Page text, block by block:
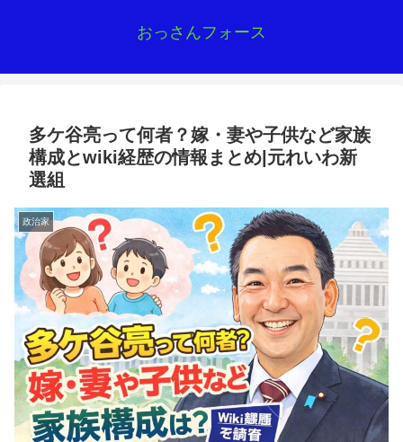
おっさんフォース
多ケ谷亮って何者？嫁・妻や子供など家族
構成とwiki経歴の情報まとめ|元れいわ新
選組
政治家